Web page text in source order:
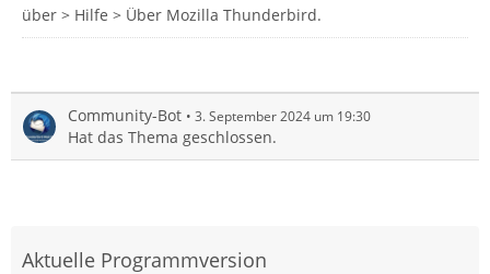
über > Hilfe > Über Mozilla Thunderbird.
Community-Bot 3. September 2024 um 19:30
Hat das Thema geschlossen.
Aktuelle Programmversion